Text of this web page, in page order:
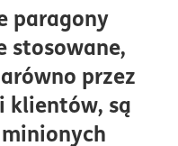
prawie
paragony
stosowane,
przez
klientów, są